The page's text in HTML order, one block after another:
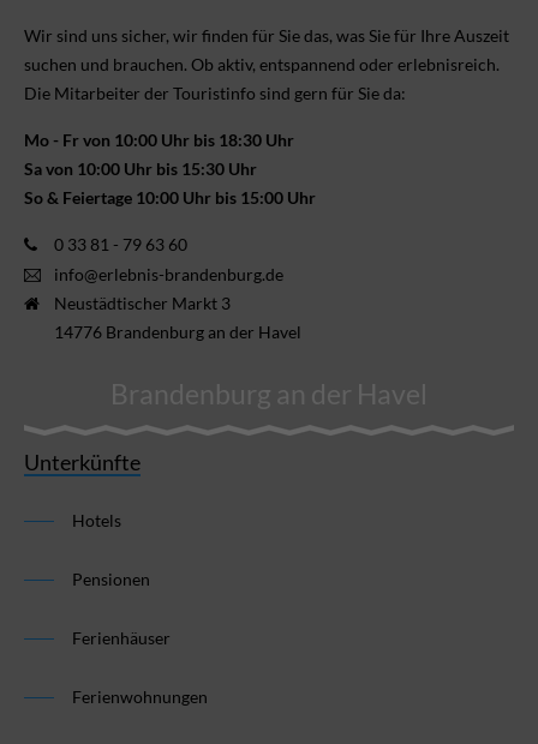
Wir sind uns sicher, wir finden für Sie das, was Sie für Ihre Aus­zeit
suchen und brauchen. Ob aktiv, ent­spannend oder erlebnis­reich.
Die Mitarbeiter der Touristinfo sind gern für Sie da:
Mo - Fr von 10:00 Uhr bis 18:30 Uhr
Sa von 10:00 Uhr bis 15:30 Uhr
So & Feiertage 10:00 Uhr bis 15:00 Uhr
0 33 81 - 79 63 60
info@erlebnis-brandenburg.de
Neustädtischer Markt 3
14776 Brandenburg an der Havel
Brandenburg an der Havel
Unterkünfte
Hotels
Pensionen
Ferienhäuser
Ferienwohnungen